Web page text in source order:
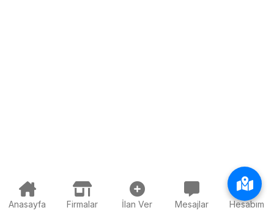
Anasayfa Firmalar İlan Ver Mesajlar Hesabım